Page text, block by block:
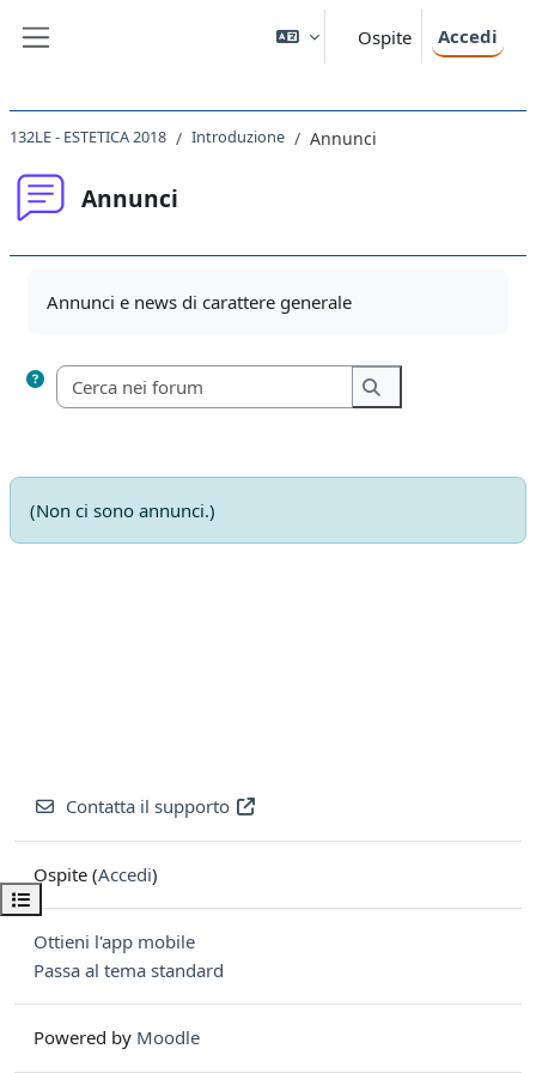
Ospite Accedi
Apri indice del corso
132LE - ESTETICA 2018 Introduzione Annunci
Annunci
Annunci e news di carattere generale
Cerca nei forum
Cerca nei forum
(Non ci sono annunci.)
Contatta il supporto
Ospite (Accedi)
Ottieni l'app mobile
Passa al tema standard
Powered by Moodle